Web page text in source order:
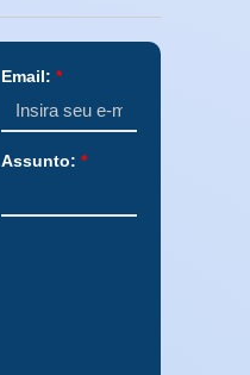
Email: *
Assunto: *